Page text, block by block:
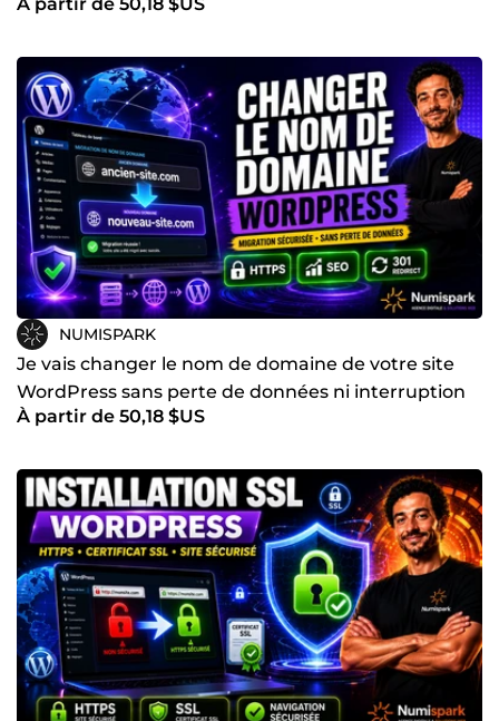
sécurité
À partir de 50,18 $US
NUMISPARK
Je vais changer le nom de domaine de votre site
WordPress sans perte de données ni interruption
majeure
À partir de 50,18 $US